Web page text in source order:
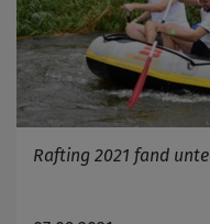
Rafting 2021 fand